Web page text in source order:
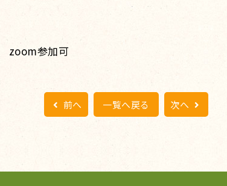
zoom参加可
前へ 一覧へ戻る 次へ